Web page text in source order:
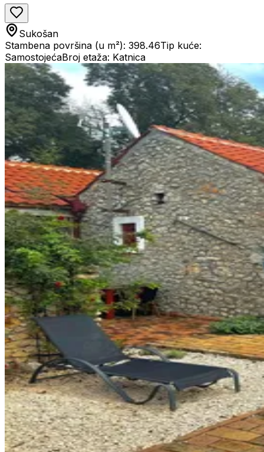
Sukošan
Stambena površina (u m²): 398.46Tip kuće:
SamostojećaBroj etaža: Katnica